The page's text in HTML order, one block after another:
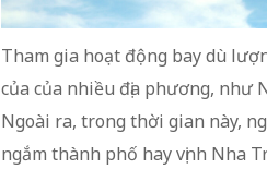
Tham gia hoạt động bay dù
của của nhiều địa phương, như
Ngoài ra, trong thời gian này,
ngắm thành phố hay vịnh Nha